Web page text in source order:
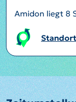
Amidon liegt 8